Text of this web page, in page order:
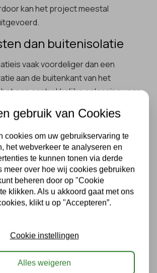
kan het project meestal
dan buitenisolatie
vaak voordeliger dan een
aan de buitenkant van het
een aantrekkelijke oplossing voor
warmte beter in huis hangen. Veel
direct dattocht en
verminderen.
aandachtspunten bij
de binnenzijde veel voordelen
aandachtspuntenwaar rekening mee
worden.
gebruik van Cookies
cookies om uw gebruikservaring te
het webverkeer te analyseren en
te kunnen tonen via derde
meer over hoe wij cookies gebruiken
beheren door op "Cookie
klikken. Als u akkoord gaat met ons
klikt u op "Accepteren”.
Cookie instellingen
Alles weigeren